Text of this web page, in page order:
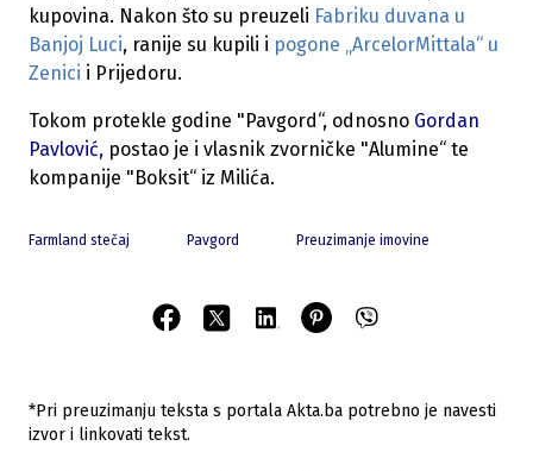
kupovina. Nakon što su preuzeli Fabriku duvana u
Banjoj Luci, ranije su kupili i pogone „ArcelorMittala“ u
Zenici i Prijedoru.
Tokom protekle godine "Pavgord“, odnosno Gordan
Pavlović, postao je i vlasnik zvorničke "Alumine“ te
kompanije "Boksit“ iz Milića.
Farmland stečaj Pavgord Preuzimanje imovine
*Pri preuzimanju teksta s portala Akta.ba potrebno je navesti
izvor i linkovati tekst.